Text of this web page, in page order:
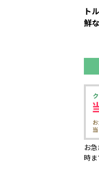
ト
鮮
お
時ま